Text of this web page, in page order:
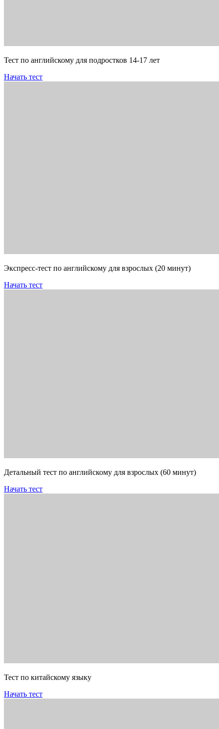
Тест по английскому для подростков 14-17 лет
Начать тест
Экспресс-тест по английскому для взрослых (20 минут)
Начать тест
Детальный тест по английскому для взрослых (60 минут)
Начать тест
Тест по китайскому языку
Начать тест